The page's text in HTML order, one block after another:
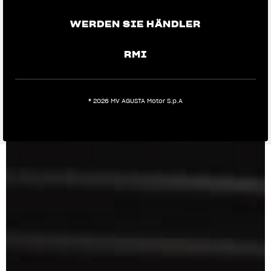
WERDEN SIE HÄNDLER
RMI
® 2026 MV AGUSTA Motor S.p.A